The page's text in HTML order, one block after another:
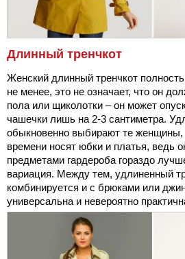
Длинный тренчкот
Женский длинный тренчкот
не менее, это не означает, что он
пола или щиколотки – он может
чашечки лишь на 2-3 сантиметра.
обыкновенно выбирают те
времени носят юбки и платья, ведь
предметами гардероба гораздо
вариация. Между тем, удлиненный
комбинируется и с брюками или
универсальна и невероятно